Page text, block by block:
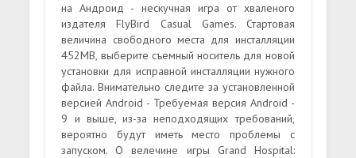
на Андроид - нескучная игра от хваленого
издателя FlyBird Casual Games. Стартовая
величина свободного места для инсталляции
452MB, выберите съемный носитель для новой
установки для исправной инсталляции нужного
файла. Внимательно следите за установленной
версией Android - Требуемая версия Android -
9 и выше, из-за неподходящих требований,
вероятно будут иметь место проблемы с
запуском. О велечине игры Grand Hospital: